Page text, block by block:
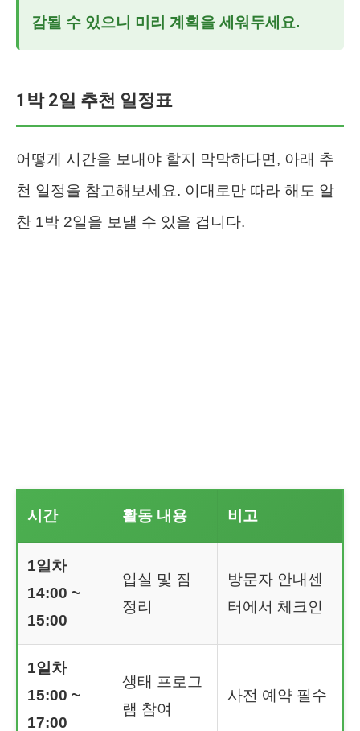
감될 수 있으니 미리 계획을 세워두세요.
1박 2일 추천 일정표
어떻게 시간을 보내야 할지 막막하다면, 아래 추
천 일정을 참고해보세요. 이대로만 따라 해도 알
찬 1박 2일을 보낼 수 있을 겁니다.
시간 활동 내용 비고
1일차
14:00 ~
15:00
입실 및 짐
정리
방문자 안내센
터에서 체크인
1일차
15:00 ~
17:00
생태 프로그
램 참여
사전 예약 필수